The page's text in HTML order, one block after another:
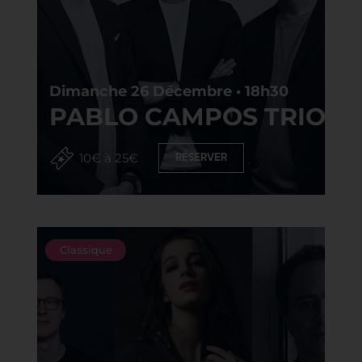
Dimanche 26 Décembre • 18h30
PABLO CAMPOS TRIO
10€ à 25€ RÉSERVER
Classique